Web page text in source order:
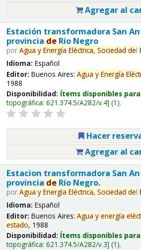
Agregar al
Estación transformadora San
provincia deRío Negro
por Agua y Energía Eléctrica, Sociedad del
Idioma: Español
Editor: Buenos Aires: Agua y Energía
1988
Disponibilidad: Ítems disponibles
topográfica: 621.374.5/A282/v.4 (1).
Hacer
Agregar al
Estacion transformadora San
provincia deRío Negro.
por Agua y Energía Eléctrica, Sociedad del
Idioma: Español
Editor: Buenos Aires: Agua y energía
estado, 1988
Disponibilidad: Ítems disponibles
topográfica: 621.374.5/A282/v.3 (1).